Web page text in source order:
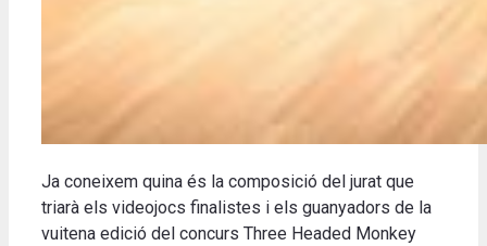
Ja coneixem quina és la composició del jurat que
triarà els videojocs finalistes i els guanyadors de la
vuitena edició del concurs Three Headed Monkey